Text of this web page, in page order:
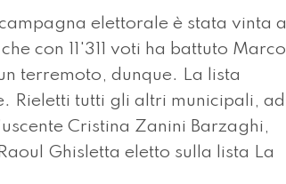
elettorale è stata vinta a
con 11'311 voti ha battuto Marco
terremoto, dunque. La lista
Rieletti tutti gli altri municipali, ad
Cristina Zanini Barzaghi,
Ghisletta eletto sulla lista La